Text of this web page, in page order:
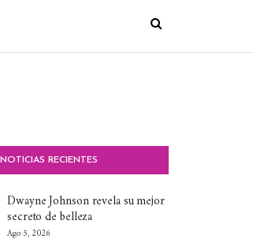
NOTICIAS RECIENTES
Dwayne Johnson revela su mejor
secreto de belleza
Ago 5, 2026